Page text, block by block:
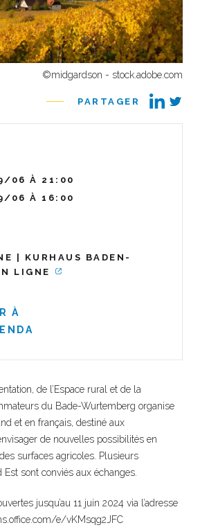
©midgardson - stock.adobe.com
PARTAGER
06 À 21:00
06 À 16:00
| KURHAUS BADEN-
LIGNE
À
de l’Espace rural et de la
du Bade-Wurtemberg organise
et en français, destiné aux
de nouvelles possibilités en
surfaces agricoles. Plusieurs
sont conviés aux échanges.
jusqu’au 11 juin 2024 via l’adresse
e/vKMsqg2JFC